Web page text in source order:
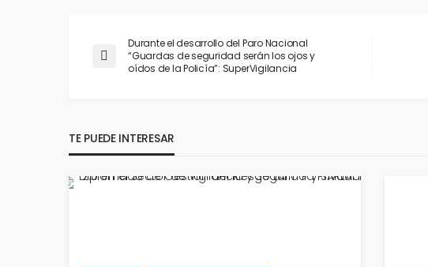
Durante el desarrollo del Paro Nacional
“Guardas de seguridad serán los ojos y
oídos de la Policía”: SuperVigilancia
TE PUEDE INTERESAR